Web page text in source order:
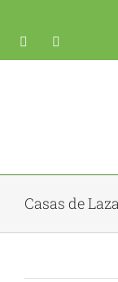
Correo
Casas de